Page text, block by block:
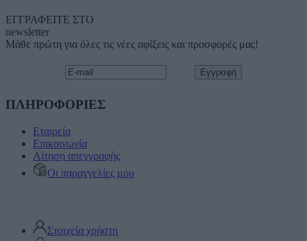
ΕΓΓΡΑΦΕΙΤΕ ΣΤΟ
newsletter
Μάθε πρώτη για όλες τις νέες αφίξεις και προσφορές μας!
ΠΛΗΡΟΦΟΡΙΕΣ
Εταιρεία
Επικοινωνία
Αίτηση απεγγραφής
Οι παραγγελίες μου
Στοιχεία χρήστη